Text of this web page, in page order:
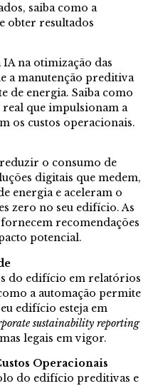
saiba como a
obter resultados
na otimização das
a manutenção preditiva
de energia. Saiba como
que impulsionam a
os custos operacionais.
o consumo de
digitais que medem,
energia e aceleram o
zero no seu edifício. As
recomendações
potencial.
do edifício em relatórios
a automação permite
edifício esteja em
sustainability reporting
legais em vigor.
Operacionais
do edifício preditivas e